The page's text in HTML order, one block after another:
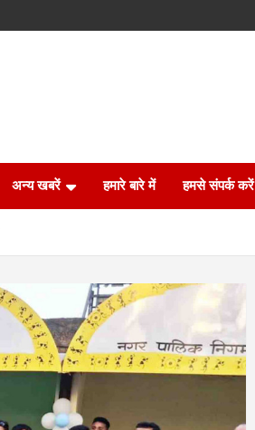
अन्य खबरें हमारे बारे में हमसे संपर्क करें